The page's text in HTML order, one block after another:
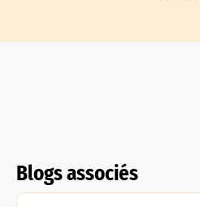
Blogs associés